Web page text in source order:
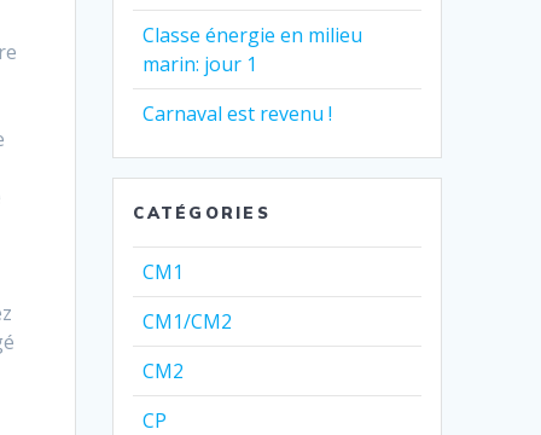
Classe énergie en milieu
marin: jour 1
Carnaval est revenu !
CATÉGORIES
CM1
CM1/CM2
CM2
CP